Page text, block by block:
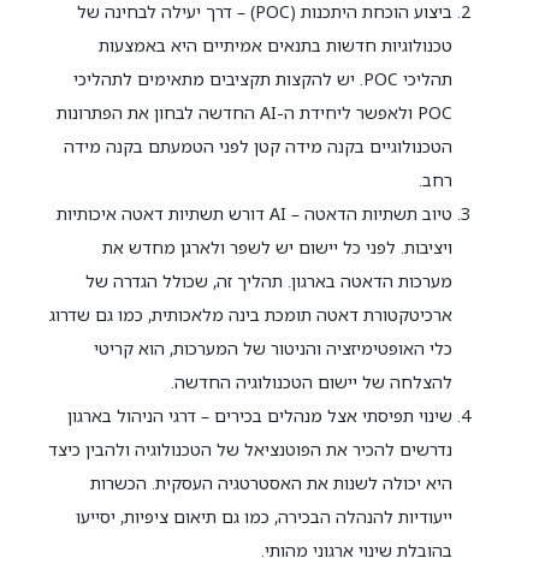
ביצוע הוכחת היתכנות (POC) – דרך יעילה לבחינה של
טכנולוגיות חדשות בתנאים אמיתיים היא באמצעות
תהליכי POC. יש להקצות תקציבים מתאימים לתהליכי
POC ולאפשר ליחידת ה-AI החדשה לבחון את הפתרונות
הטכנולוגיים בקנה מידה קטן לפני הטמעתם בקנה מידה
רחב.
טיוב תשתיות הדאטה – AI דורש תשתיות דאטה איכותיות
ויציבות. לפני כל יישום יש לשפר ולארגן מחדש את
מערכות הדאטה בארגון. תהליך זה, שכולל הגדרה של
ארכיטקטורת דאטה תומכת בינה מלאכותית, כמו גם שדרוג
כלי האופטימיזציה והניטור של המערכות, הוא קריטי
להצלחה של יישום הטכנולוגיה החדשה.
שינוי תפיסתי אצל מנהלים בכירים – דרגי הניהול בארגון
נדרשים להכיר את הפוטנציאל של הטכנולוגיה ולהבין כיצד
היא יכולה לשנות את האסטרטגיה העסקית. הכשרות
ייעודיות להנהלה הבכירה, כמו גם תיאום ציפיות, יסייעו
בהובלת שינוי ארגוני מהותי.